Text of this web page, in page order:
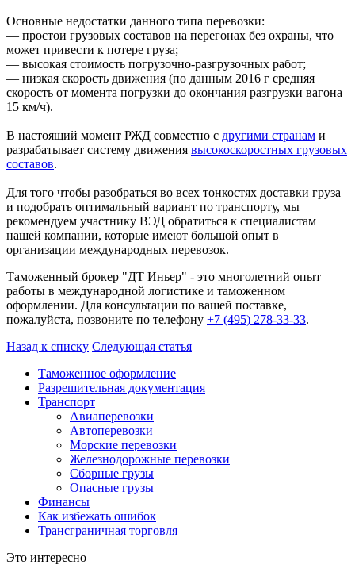
Основные недостатки данного типа перевозки:
— простои грузовых составов на перегонах без охраны, что
может привести к потере груза;
— высокая стоимость погрузочно-разгрузочных работ;
— низкая скорость движения (по данным 2016 г средняя
скорость от момента погрузки до окончания разгрузки вагона
15 км/ч).
В настоящий момент РЖД совместно с другими странам и
разрабатывает систему движения высокоскоростных грузовых
составов.
Для того чтобы разобраться во всех тонкостях доставки груза
и подобрать оптимальный вариант по транспорту, мы
рекомендуем участнику ВЭД обратиться к специалистам
нашей компании, которые имеют большой опыт в
организации международных перевозок.
Таможенный брокер "ДТ Иньер" - это многолетний опыт
работы в международной логистике и таможенном
оформлении. Для консультации по вашей поставке,
пожалуйста, позвоните по телефону +7 (495) 278-33-33.
Назад к списку Следующая статья
Таможенное оформление
Разрешительная документация
Транспорт
Авиаперевозки
Автоперевозки
Морские перевозки
Железнодорожные перевозки
Сборные грузы
Опасные грузы
Финансы
Как избежать ошибок
Трансграничная торговля
Это интересно